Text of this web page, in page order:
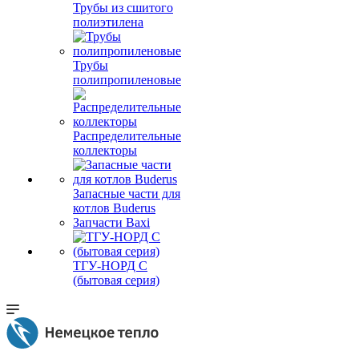
Трубы из сшитого
полиэтилена
Трубы
полипропиленовые
Распределительные
коллекторы
Запасные части для
котлов Buderus
Запчасти Baxi
ТГУ-НОРД С
(бытовая серия)